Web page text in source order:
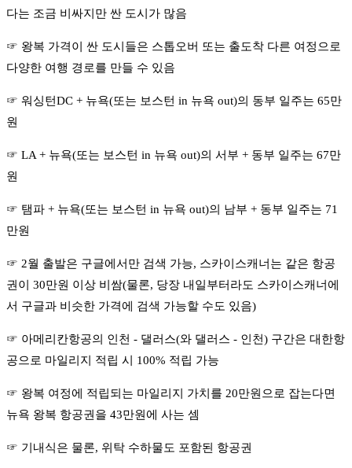
다는 조금 비싸지만 싼 도시가 많음
☞ 왕복 가격이 싼 도시들은 스톱오버 또는 출도착 다른 여정으로
다양한 여행 경로를 만들 수 있음
☞ 워싱턴DC + 뉴욕(또는 보스턴 in 뉴욕 out)의 동부 일주는 65만
원
☞ LA + 뉴욕(또는 보스턴 in 뉴욕 out)의 서부 + 동부 일주는 67만
원
☞ 탬파 + 뉴욕(또는 보스턴 in 뉴욕 out)의 남부 + 동부 일주는 71
만원
☞ 2월 출발은 구글에서만 검색 가능, 스카이스캐너는 같은 항공
권이 30만원 이상 비쌈(물론, 당장 내일부터라도 스카이스캐너에
서 구글과 비슷한 가격에 검색 가능할 수도 있음)
☞ 아메리칸항공의 인천 - 댈러스(와 댈러스 - 인천) 구간은 대한항
공으로 마일리지 적립 시 100% 적립 가능
☞ 왕복 여정에 적립되는 마일리지 가치를 20만원으로 잡는다면
뉴욕 왕복 항공권을 43만원에 사는 셈
☞ 기내식은 물론, 위탁 수하물도 포함된 항공권